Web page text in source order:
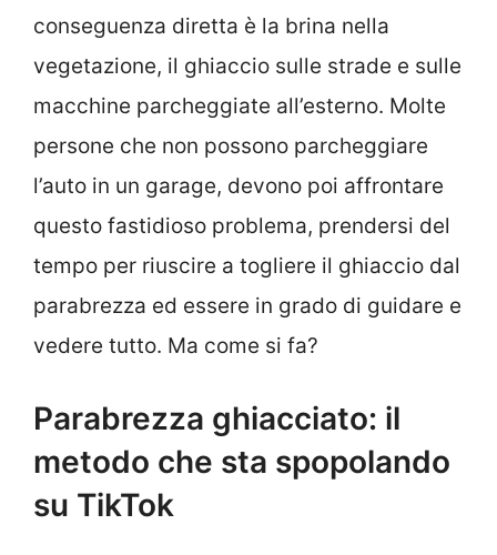
conseguenza diretta è la brina nella
vegetazione, il ghiaccio sulle strade e sulle
macchine parcheggiate all’esterno. Molte
persone che non possono parcheggiare
l’auto in un garage, devono poi affrontare
questo fastidioso problema, prendersi del
tempo per riuscire a togliere il ghiaccio dal
parabrezza ed essere in grado di guidare e
vedere tutto. Ma come si fa?
Parabrezza ghiacciato: il
metodo che sta spopolando
su TikTok